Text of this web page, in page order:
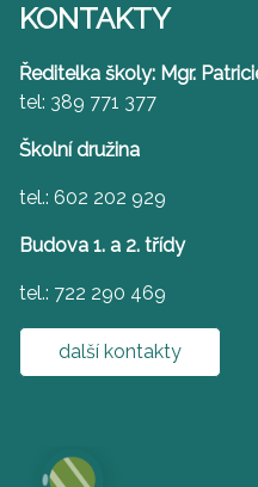
KONTAKTY
Ředitelka školy: Mgr.
tel: 389 771 377
Školní družina
tel.: 602 202 929
Budova 1. a 2. třídy
tel.: 722 290 469
další kontakty